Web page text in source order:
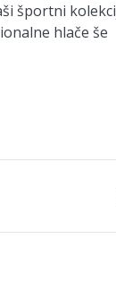
športni
hlače še